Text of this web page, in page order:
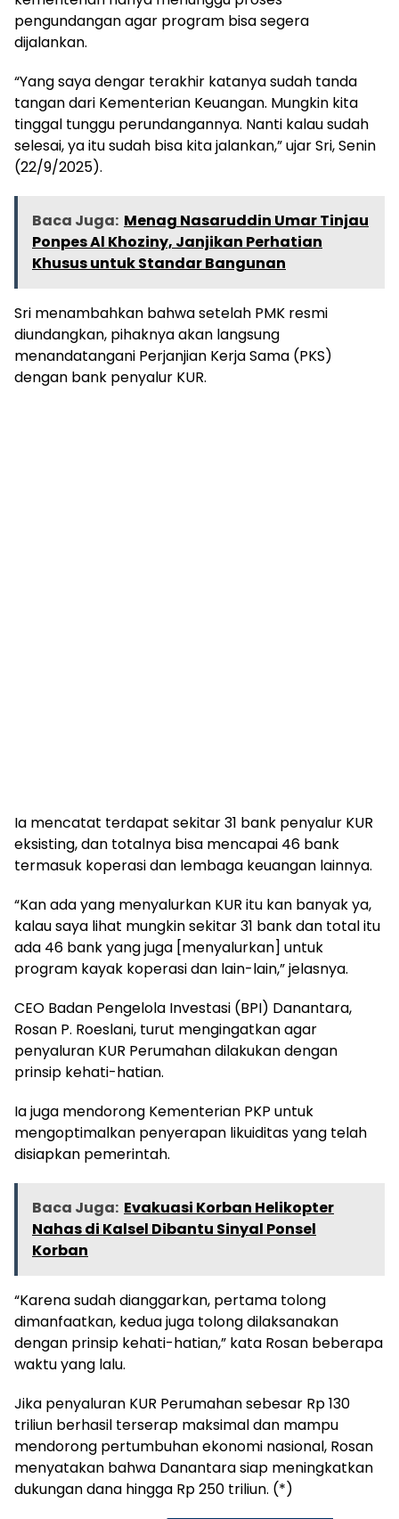
pengundangan agar program bisa segera
dijalankan.
“Yang saya dengar terakhir katanya sudah tanda
tangan dari Kementerian Keuangan. Mungkin kita
tinggal tunggu perundangannya. Nanti kalau sudah
selesai, ya itu sudah bisa kita jalankan,” ujar Sri, Senin
(22/9/2025).
Baca Juga: Menag Nasaruddin Umar Tinjau
Ponpes Al Khoziny, Janjikan Perhatian
Khusus untuk Standar Bangunan
Sri menambahkan bahwa setelah PMK resmi
diundangkan, pihaknya akan langsung
menandatangani Perjanjian Kerja Sama (PKS)
dengan bank penyalur KUR.
Ia mencatat terdapat sekitar 31 bank penyalur KUR
eksisting, dan totalnya bisa mencapai 46 bank
termasuk koperasi dan lembaga keuangan lainnya.
“Kan ada yang menyalurkan KUR itu kan banyak ya,
kalau saya lihat mungkin sekitar 31 bank dan total itu
ada 46 bank yang juga [menyalurkan] untuk
program kayak koperasi dan lain-lain,” jelasnya.
CEO Badan Pengelola Investasi (BPI) Danantara,
Rosan P. Roeslani, turut mengingatkan agar
penyaluran KUR Perumahan dilakukan dengan
prinsip kehati-hatian.
Ia juga mendorong Kementerian PKP untuk
mengoptimalkan penyerapan likuiditas yang telah
disiapkan pemerintah.
Baca Juga: Evakuasi Korban Helikopter
Nahas di Kalsel Dibantu Sinyal Ponsel
Korban
“Karena sudah dianggarkan, pertama tolong
dimanfaatkan, kedua juga tolong dilaksanakan
dengan prinsip kehati-hatian,” kata Rosan beberapa
waktu yang lalu.
Jika penyaluran KUR Perumahan sebesar Rp 130
triliun berhasil terserap maksimal dan mampu
mendorong pertumbuhan ekonomi nasional, Rosan
menyatakan bahwa Danantara siap meningkatkan
dukungan dana hingga Rp 250 triliun. (*)